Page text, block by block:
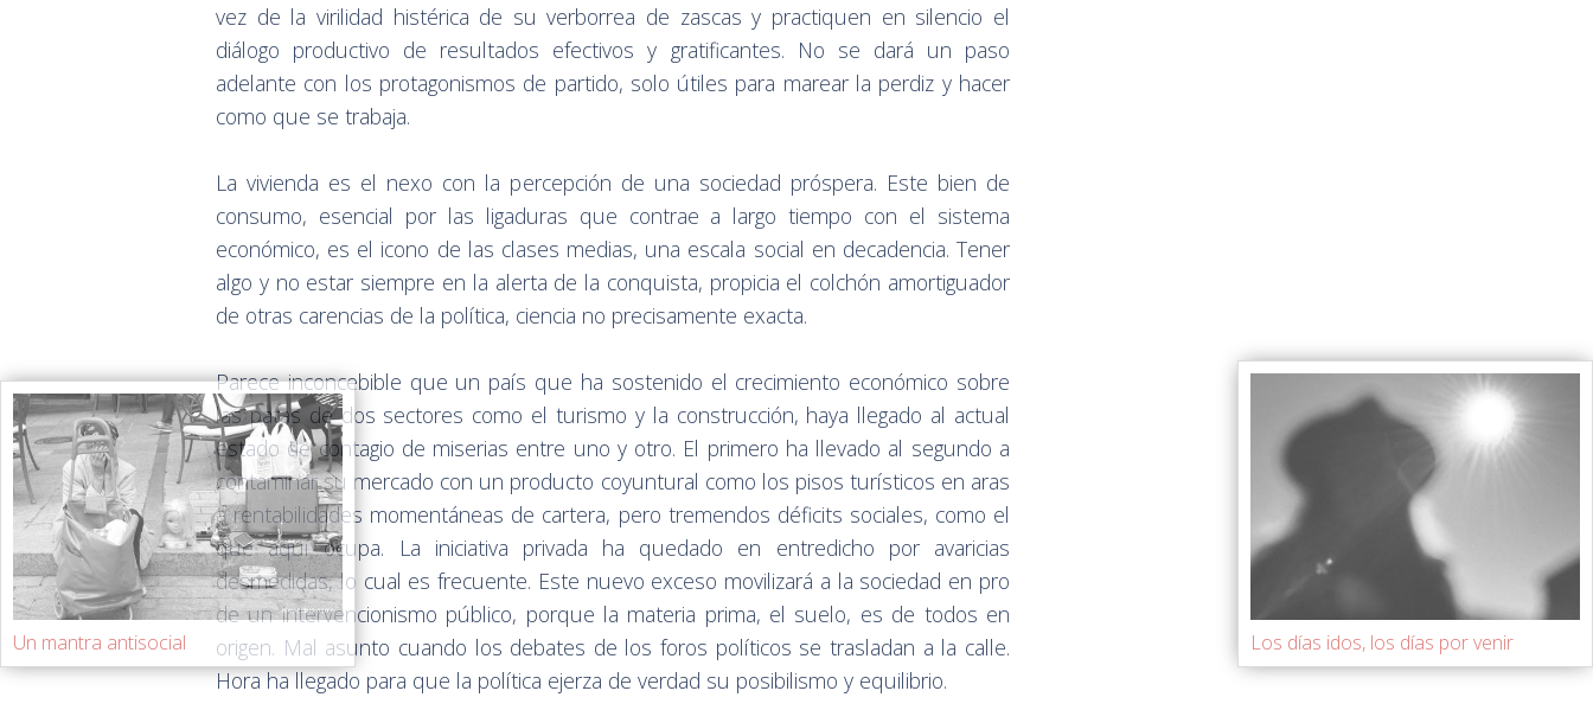
vez de la virilidad histérica de su verborrea de zascas y practiquen en silencio el
diálogo productivo de resultados efectivos y gratificantes. No se dará un paso
adelante con los protagonismos de partido, solo útiles para marear la perdiz y hacer
como que se trabaja.
La vivienda es el nexo con la percepción de una sociedad próspera. Este bien de
consumo, esencial por las ligaduras que contrae a largo tiempo con el sistema
económico, es el icono de las clases medias, una escala social en decadencia. Tener
algo y no estar siempre en la alerta de la conquista, propicia el colchón amortiguador
de otras carencias de la política, ciencia no precisamente exacta.
Parece inconcebible que un país que ha sostenido el crecimiento económico sobre
las patas de dos sectores como el turismo y la construcción, haya llegado al actual
estado de contagio de miserias entre uno y otro. El primero ha llevado al segundo a
contaminar su mercado con un producto coyuntural como los pisos turísticos en aras
a rentabilidades momentáneas de cartera, pero tremendos déficits sociales, como el
que aquí ocupa. La iniciativa privada ha quedado en entredicho por avaricias
desmedidas, lo cual es frecuente. Este nuevo exceso movilizará a la sociedad en pro
de un intervencionismo público, porque la materia prima, el suelo, es de todos en
origen. Mal asunto cuando los debates de los foros políticos se trasladan a la calle.
Hora ha llegado para que la política ejerza de verdad su posibilismo y equilibrio.
Un mantra antisocial Los días idos, los días por venir